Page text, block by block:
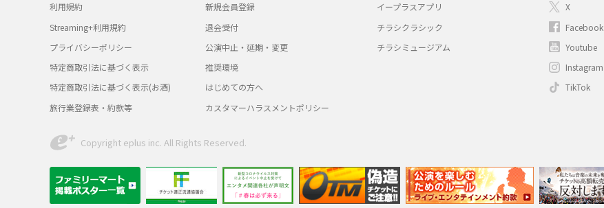
利用規約
Streaming+利用規約
プライバシーポリシー
特定商取引法に基づく表示
特定商取引法に基づく表示(お酒)
旅行業登録表・約款等
新規会員登録
退会受付
公演中止・延期・変更
推奨環境
はじめての方へ
カスタマーハラスメントポリシー
イープラスアプリ
チラシクラシック
チラシミュージアム
X
Facebook
Youtube
Instagram
TikTok
Copyright eplus inc. All Rights Reserved.